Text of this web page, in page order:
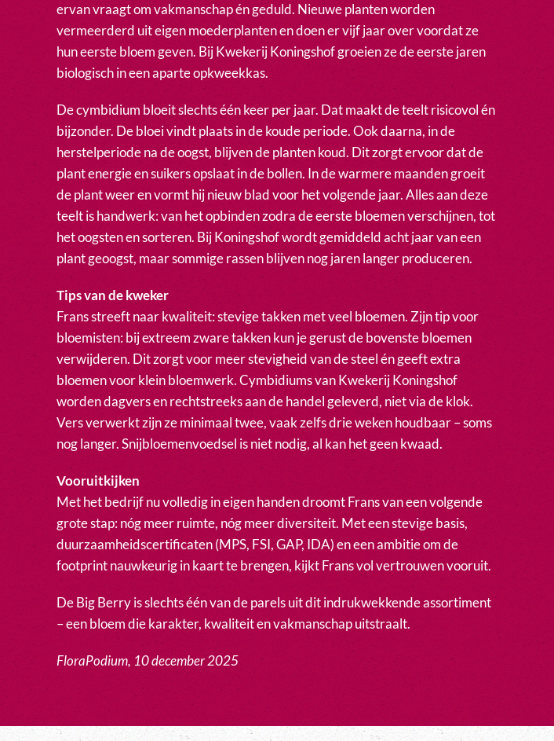
ervan vraagt om vakmanschap én geduld. Nieuwe planten worden
vermeerderd uit eigen moederplanten en doen er vijf jaar over voordat ze
hun eerste bloem geven. Bij Kwekerij Koningshof groeien ze de eerste jaren
biologisch in een aparte opkweekkas.
De cymbidium bloeit slechts één keer per jaar. Dat maakt de teelt risicovol én
bijzonder. De bloei vindt plaats in de koude periode. Ook daarna, in de
herstelperiode na de oogst, blijven de planten koud. Dit zorgt ervoor dat de
plant energie en suikers opslaat in de bollen. In de warmere maanden groeit
de plant weer en vormt hij nieuw blad voor het volgende jaar. Alles aan deze
teelt is handwerk: van het opbinden zodra de eerste bloemen verschijnen, tot
het oogsten en sorteren. Bij Koningshof wordt gemiddeld acht jaar van een
plant geoogst, maar sommige rassen blijven nog jaren langer produceren.
Tips van de kweker
Frans streeft naar kwaliteit: stevige takken met veel bloemen. Zijn tip voor
bloemisten: bij extreem zware takken kun je gerust de bovenste bloemen
verwijderen. Dit zorgt voor meer stevigheid van de steel én geeft extra
bloemen voor klein bloemwerk. Cymbidiums van Kwekerij Koningshof
worden dagvers en rechtstreeks aan de handel geleverd, niet via de klok.
Vers verwerkt zijn ze minimaal twee, vaak zelfs drie weken houdbaar – soms
nog langer. Snijbloemenvoedsel is niet nodig, al kan het geen kwaad.
Vooruitkijken
Met het bedrijf nu volledig in eigen handen droomt Frans van een volgende
grote stap: nóg meer ruimte, nóg meer diversiteit. Met een stevige basis,
duurzaamheidscertificaten (MPS, FSI, GAP, IDA) en een ambitie om de
footprint nauwkeurig in kaart te brengen, kijkt Frans vol vertrouwen vooruit.
De Big Berry is slechts één van de parels uit dit indrukwekkende assortiment
– een bloem die karakter, kwaliteit en vakmanschap uitstraalt.
FloraPodium, 10 december 2025